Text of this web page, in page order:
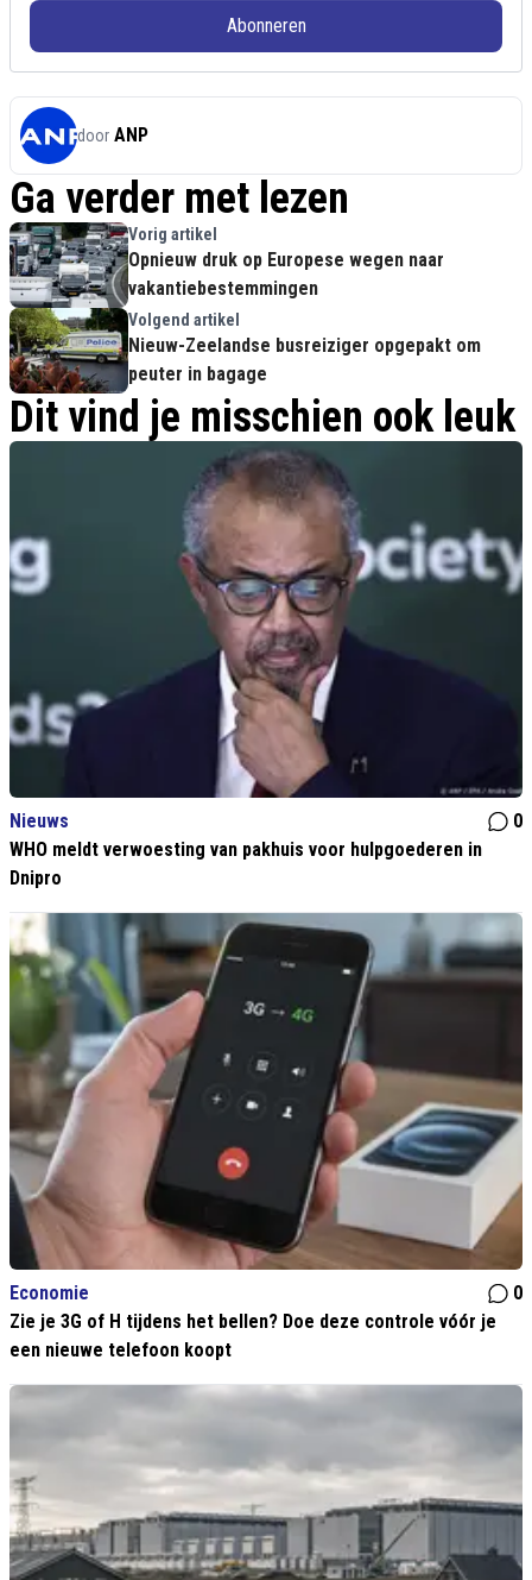
Abonneren
door ANP
Ga verder met lezen
Vorig artikel
Opnieuw druk op Europese wegen naar
vakantiebestemmingen
Volgend artikel
Nieuw-Zeelandse busreiziger opgepakt om
peuter in bagage
Dit vind je misschien ook leuk
Nieuws
0
WHO meldt verwoesting van pakhuis voor hulpgoederen in
Dnipro
Economie
0
Zie je 3G of H tijdens het bellen? Doe deze controle vóór je
een nieuwe telefoon koopt